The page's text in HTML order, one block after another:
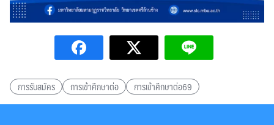
การรับสมัคร การเข้าศึกษาต่อ การเข้าศึกษาต่อ69